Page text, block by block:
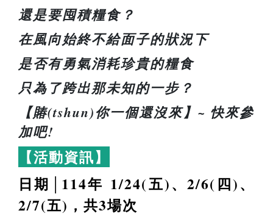
還是要囤積糧食？
在風向始終不給面子的狀況下
是否有勇氣消耗珍貴的糧食
只為了跨出那未知的一步？
【賰(tshun)你一個還沒來】~ 快來參
加吧!
【活動資訊】
日期│114年 1/24(五)、2/6(四)、
2/7(五)，共3場次